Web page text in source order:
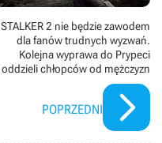
STALKER 2 nie będzie zawodem
dla fanów trudnych wyzwań.
Kolejna wyprawa do Prypeci
oddzieli chłopców od mężczyzn
POPRZEDNI